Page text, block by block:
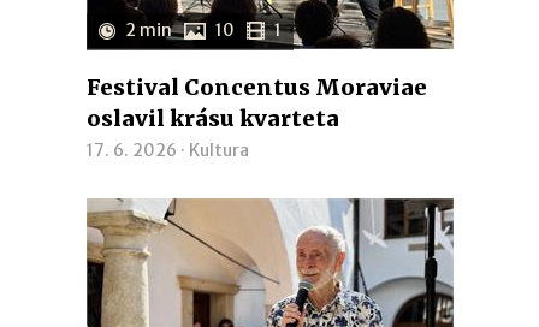
2 min 10 1
Festival Concentus Moraviae
oslavil krásu kvarteta
17. 6. 2026 · Kultura